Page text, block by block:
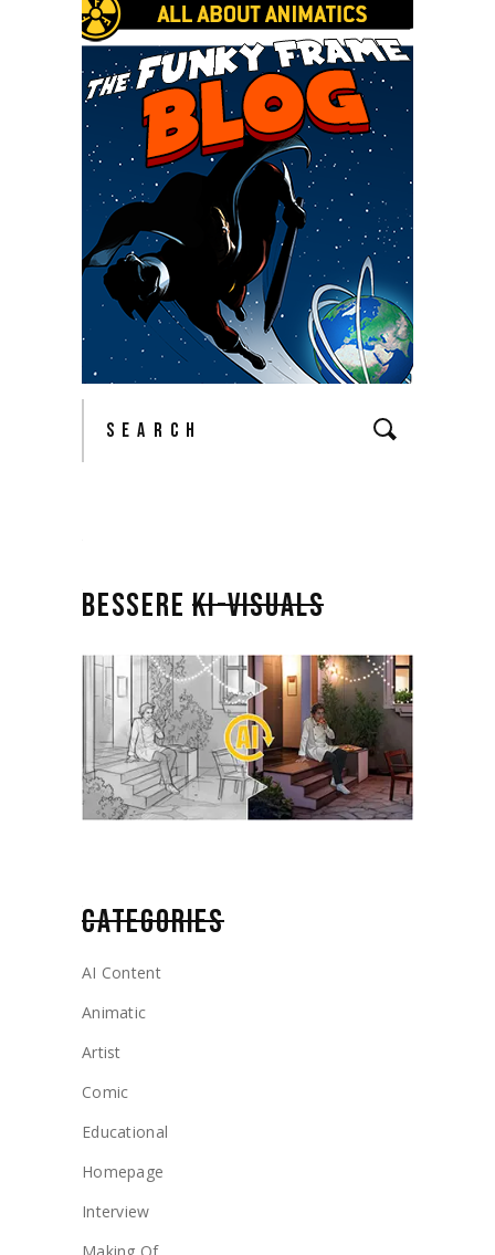
BESSEREKI-VISUALS
CATEGORIES
AI Content
Animatic
Artist
Comic
Educational
Homepage
Interview